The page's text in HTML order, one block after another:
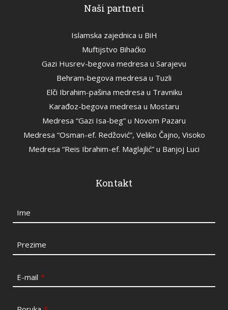
Naši partneri
Islamska zajednica u BiH
Muftijstvo Bihaćko
Gazi Husrev-begova medresa u Sarajevu
Behram-begova medresa u Tuzli
Elči Ibrahim-pašina medresa u Travniku
Karađoz-begova medresa u Mostaru
Medresa “Gazi Isa-beg” u Novom Pazaru
Medresa “Osman-ef. Redžović”, Veliko Čajno, Visoko
Medresa “Reis Ibrahim-ef. Maglajlić” u Banjoj Luci
Kontakt
Ime
Prezime
E-mail *